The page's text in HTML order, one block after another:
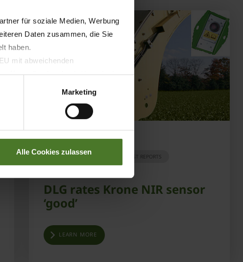
für soziale Medien, Werbung
Daten zusammen, die Sie
haben.
mit abweichenden
Kontrollverlust bzgl. übermittelter
Marketing
Alle Cookies zulassen
21.01.2015
PRESS PRODUCTS TEST REPORTS
DLG rates Krone NIR sensor
‘good’
LEARN MORE